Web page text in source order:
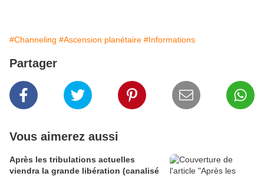
#Channeling #Ascension planétaire #Informations
Partager
Vous aimerez aussi
Après les tribulations actuelles
viendra la grande libération (canalisé